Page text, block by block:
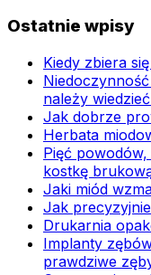
Ostatnie wpisy
Kiedy zbiera
należy
Jak dobrze
Herbata
Pięć
kostkę
Jaki miód
Jak
Drukarnia
Implanty
prawdziwe